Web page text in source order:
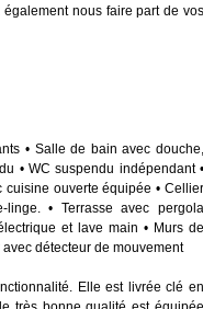
nous faire part de vos
• Salle de bain avec douche,
• WC suspendu indépendant •
cuisine ouverte équipée • Cellier
• Terrasse avec pergola
et lave main • Murs de
détecteur de mouvement
Elle est livrée clé en